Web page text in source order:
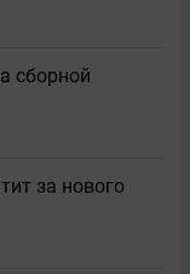
сборной
за нового